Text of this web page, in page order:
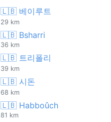
🇱🇧 베이루트
29 km
🇱🇧 Bsharri
36 km
🇱🇧 트리폴리
39 km
🇱🇧 시돈
68 km
🇱🇧 Habboûch
81 km